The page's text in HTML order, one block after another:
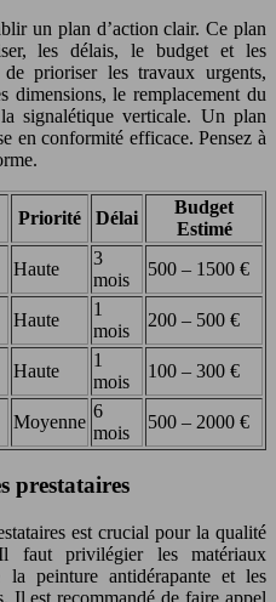
un plan d’action clair. Ce plan
les délais, le budget et les
prioriser les travaux urgents,
dimensions, le remplacement du
signalétique verticale. Un plan
en conformité efficace. Pensez à
Priorité Délai
Budget
Estimé
Haute
3
mois
500 – 1500 €
Haute
1
mois
200 – 500 €
Haute
1
mois
100 – 300 €
Moyenne
6
mois
500 – 2000 €
prestataires
est crucial pour la qualité
faut privilégier les matériaux
la peinture antidérapante et les
Il est recommandé de faire appel